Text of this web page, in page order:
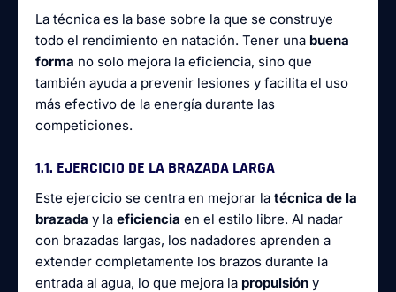
La técnica es la base sobre la que se construye
todo el rendimiento en natación. Tener una buena
forma no solo mejora la eficiencia, sino que
también ayuda a prevenir lesiones y facilita el uso
más efectivo de la energía durante las
competiciones.
1.1. EJERCICIO DE LA BRAZADA LARGA
Este ejercicio se centra en mejorar la técnica de la
brazada y la eficiencia en el estilo libre. Al nadar
con brazadas largas, los nadadores aprenden a
extender completamente los brazos durante la
entrada al agua, lo que mejora la propulsión y